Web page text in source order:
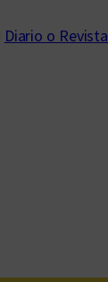
Diario o Revista